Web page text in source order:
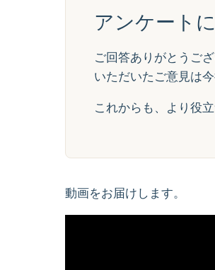
アンケート
ご回答ありがとうござ
いただいたご意見は
これからも、より役
動画をお届けします。